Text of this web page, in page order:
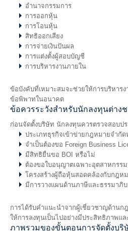
อำนาจกรรมการ
การออกหุ้น
การโอนหุ้น
สิทธิออกเสียง
การจ่ายเงินปันผล
การแต่งตั้งผู้สอบบัญชี
การบริหารงานภายใน
ข้อบังคับที่เหมาะสมจะช่วยให้การบริหาร
ข้อพิพาทในอนาคต
ข้อควรระวังสำหรับนักลงทุนต่าง
ก่อนจัดตั้งบริษัท นักลงทุนควรตรวจสอบป
ประเภทธุรกิจเข้าข่ายกฎหมายจำกัด
จำเป็นต้องขอ Foreign Business
มีสิทธิยื่นขอ BOI หรือไม่
ต้องขอใบอนุญาตเฉพาะอุตสาหกรร
โครงสร้างผู้ถือหุ้นสอดคล้องกับกฎห
มีการวางแผนด้านภาษีและธรรมาภิ
การได้รับคำแนะนำจากผู้เชี่ยวชาญด้านก
ให้การลงทุนเป็นไปอย่างมีประสิทธิภาพแล
ภาพรวมของขั้นตอนการจัดตั้งบริ